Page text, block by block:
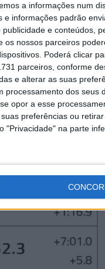
a informações num
informações padrão
e conteúdos,
os nossos parceiros
Poderá clicar
parceiros, conforme
e alterar as suas
processamento dos seus
opor a esse
preferências ou
"Privacidade" na parte